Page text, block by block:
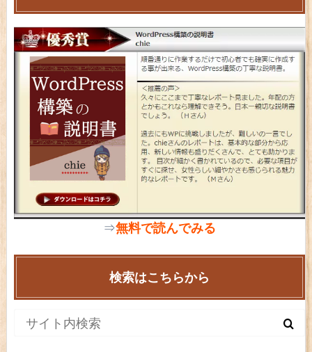
⇒無料で読んでみる
検索はこちらから